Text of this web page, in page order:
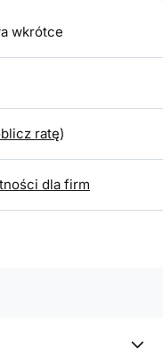
wkrótce
ratę)
dla firm